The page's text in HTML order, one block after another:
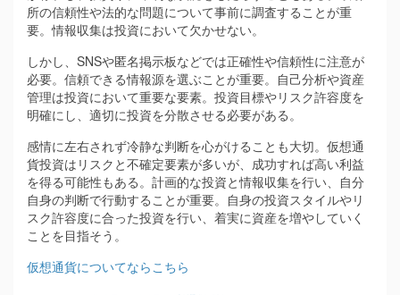
所の信頼性や法的な問題について事前に調査することが重
要。情報収集は投資において欠かせない。
しかし、SNSや匿名掲示板などでは正確性や信頼性に注意が
必要。信頼できる情報源を選ぶことが重要。自己分析や資産
管理は投資において重要な要素。投資目標やリスク許容度を
明確にし、適切に投資を分散させる必要がある。
感情に左右されず冷静な判断を心がけることも大切。仮想通
貨投資はリスクと不確定要素が多いが、成功すれば高い利益
を得る可能性もある。計画的な投資と情報収集を行い、自分
自身の判断で行動することが重要。自身の投資スタイルやリ
スク許容度に合った投資を行い、着実に資産を増やしていく
ことを目指そう。
仮想通貨についてならこちら